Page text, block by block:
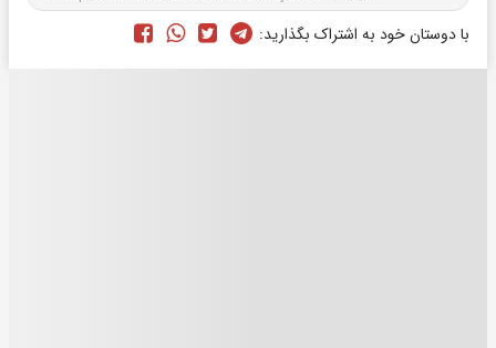
با دوستان خود به اشتراک بگذارید: